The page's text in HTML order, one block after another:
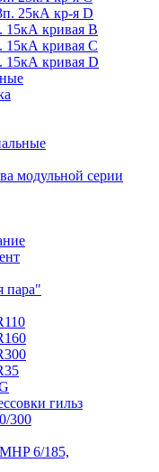
25кА кр-я D
кривая B
кривая C
кривая D
модульной серии
пара"
гильз
300
6/185,